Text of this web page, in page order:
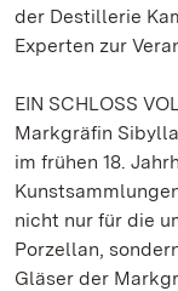
der Destillerie
Experten zur
EIN SCHLOSS
Markgräfin
im frühen 18.
nicht nur für die
Porzellan,
Gläser der